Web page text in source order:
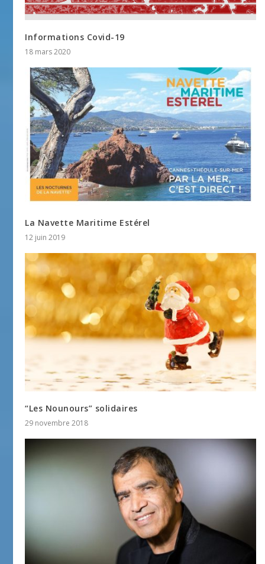
Informations Covid-19
18 mars 2020
La Navette Maritime Estérel
12 juin 2019
“Les Nounours” solidaires
29 novembre 2018